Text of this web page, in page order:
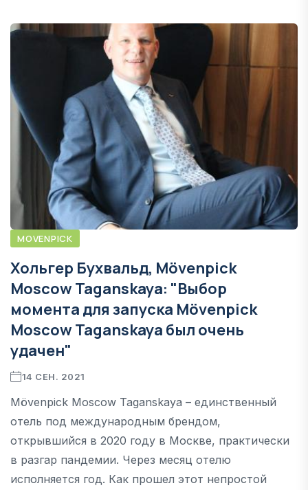
MOVENPICK
Хольгер Бухвальд, Mövenpick
Moscow Taganskaya: "Выбор
момента для запуска Mövenpick
Moscow Taganskaya был очень
удачен"
14 СЕН. 2021
Mövenpick Moscow Taganskaya – единственный
отель под международным брендом,
открывшийся в 2020 году в Москве, практически
в разгар пандемии. Через месяц отелю
исполняется год. Как прошел этот непростой